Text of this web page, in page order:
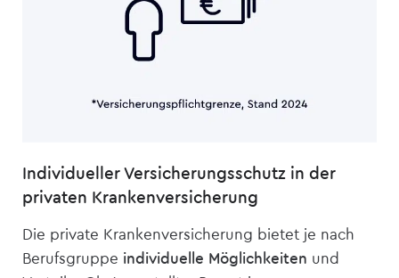
Individueller Versicherungsschutz in der
privaten Kranken­versicherung
Die private Kranken­versicherung bietet je nach
Berufsgruppe individuelle Möglichkeiten und